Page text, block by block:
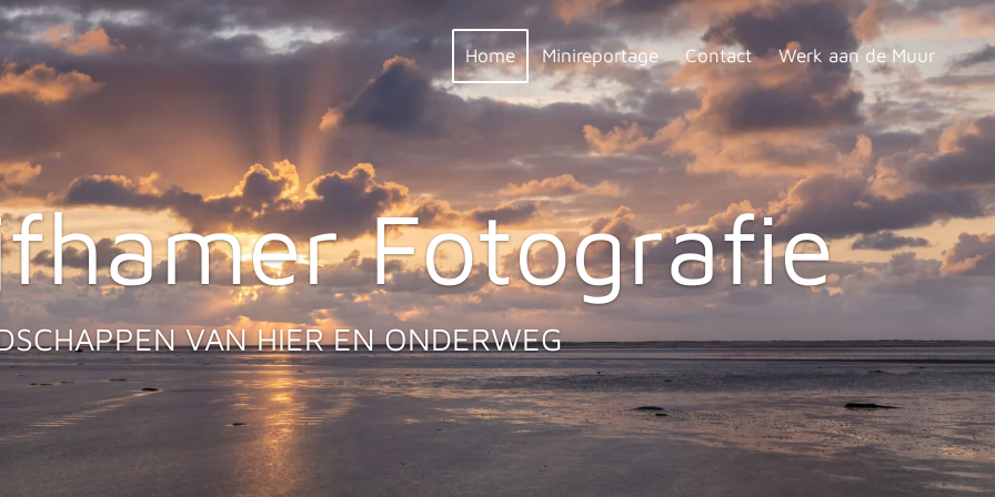
Home Minireportage Contact Werk aan de Muur
Fotografie
VAN HIER EN ONDERWEG